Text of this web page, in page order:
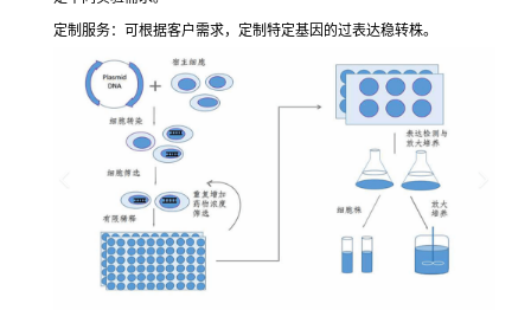
定制服务：可根据客户需求，定制特定基因的过表达稳转株。